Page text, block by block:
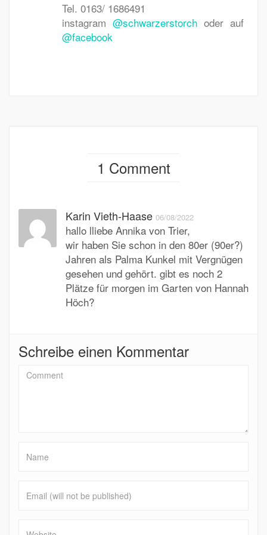
Tel. 0163/ 1686491
instagram @schwarzerstorchoder auf
@facebook
1 Comment
Karin Vieth-Haase 06/08/2022
hallo lliebe Annika von Trier,
wir haben Sie schon in den 80er (90er?)
Jahren als Palma Kunkel mit Vergnügen
gesehen und gehört. gibt es noch 2
Plätze für morgen im Garten von Hannah
Höch?
Schreibe einen Kommentar